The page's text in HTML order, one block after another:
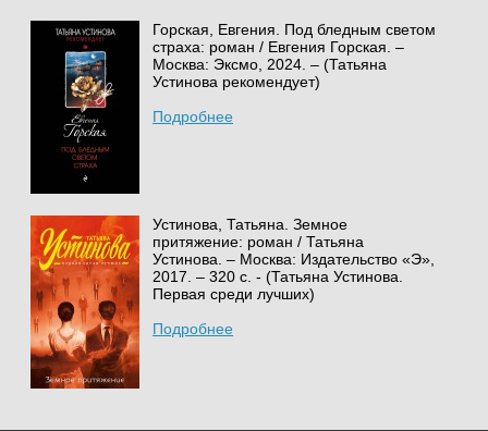
Горская, Евгения. Под бледным светом
страха: роман / Евгения Горская. –
Москва: Эксмо, 2024. – (Татьяна
Устинова рекомендует)
Подробнее
Устинова, Татьяна. Земное
притяжение: роман / Татьяна
Устинова. – Москва: Издательство «Э»,
2017. – 320 с. - (Татьяна Устинова.
Первая среди лучших)
Подробнее